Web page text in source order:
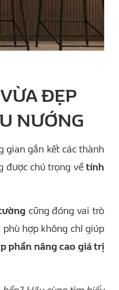
ĐẸP
NƯỚNG
gian gắn kết các thành
được chú trọng về tính
cũng đóng vai trò
hợp không chỉ giúp
phần nâng cao giá trị